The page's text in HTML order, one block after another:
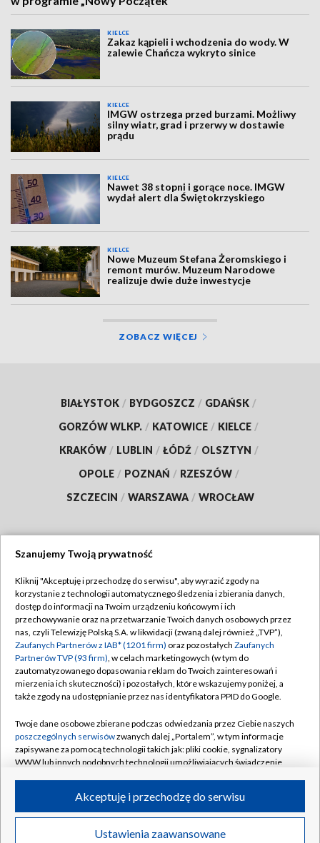
KIELCE
Zakaz kąpieli i wchodzenia do wody. W
zalewie Chańcza wykryto sinice
KIELCE
IMGW ostrzega przed burzami. Możliwy
silny wiatr, grad i przerwy w dostawie
prądu
KIELCE
Nawet 38 stopni i gorące noce. IMGW
wydał alert dla Świętokrzyskiego
KIELCE
Nowe Muzeum Stefana Żeromskiego i
remont murów. Muzeum Narodowe
realizuje dwie duże inwestycje
ZOBACZ WIĘCEJ
BIAŁYSTOK / BYDGOSZCZ / GDAŃSK /
GORZÓW WLKP. / KATOWICE / KIELCE /
KRAKÓW / LUBLIN / ŁÓDŹ / OLSZTYN /
OPOLE / POZNAŃ / RZESZÓW /
SZCZECIN / WARSZAWA / WROCŁAW
TVP
Abonament TVP
Emisja w TVP
Centrum informacji TVP
Naziemna Telewizja Cyfrowa
Rada Programowa
System NOS
Informacje o nadawcy
Program dla prasy
Regulamin TVP
Polityka prywatności
Moje zgody
Pomoc
Kontakt
Kanały
©2026 Telewizja Polska S.A. w likwidacji
Szanujemy Twoją prywatność
Kliknij "Akceptuję i przechodzę do serwisu", aby wyrazić zgody na
korzystanie z technologii automatycznego śledzenia i zbierania danych,
dostęp do informacji na Twoim urządzeniu końcowym i ich
przechowywanie oraz na przetwarzanie Twoich danych osobowych przez
nas, czyli Telewizję Polską S.A. w likwidacji (zwaną dalej również „TVP”),
Zaufanych Partnerów z IAB* (1201 firm) oraz pozostałych Zaufanych
Partnerów TVP (93 firm), w celach marketingowych (w tym do
zautomatyzowanego dopasowania reklam do Twoich zainteresowań i
mierzenia ich skuteczności) i pozostałych, które wskazujemy poniżej, a
także zgody na udostępnianie przez nas identyfikatora PPID do Google.
Twoje dane osobowe zbierane podczas odwiedzania przez Ciebie naszych
poszczególnych serwisówzwanych dalej „Portalem”, w tym informacje
zapisywane za pomocą technologii takich jak: pliki cookie, sygnalizatory
WWW lub innych podobnych technologii umożliwiających świadczenie
ruchu w Internecie.
Twoje dane osobowe zbierane podczas odwiedzania przez Ciebie
poszczególnych serwisówna Portalu, takie jak adresy IP, identyfikatory
Ustawienia zaawansowane
Akceptuję i przechodzę do serwisu